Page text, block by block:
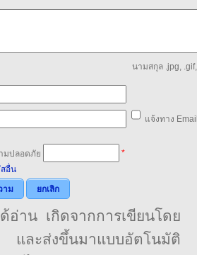
นามสกุล .jpg,
แจ้งทาง
*
อื่น
าม
ยกเลิก
อ่าน เกิดจากการเขียนโดย
ะส่งขึ้นมาแบบอัตโนมัติ